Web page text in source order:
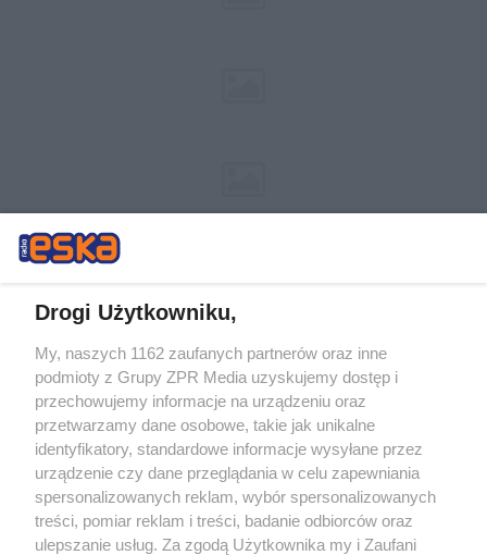
Żaden utwór zamieszczony w serwisie nie może być powielany i
rozpowszechniany lub dalej rozpowszechniany w jakikolwiek sposób (w
tym także elektroniczny lub mechaniczny) na jakimkolwiek polu
eksploatacji w jakiejkolwiek formie, włącznie z umieszczaniem w
Internecie bez pisemnej zgody właściciela praw. Jakiekolwiek użycie lub
wykorzystanie utworów w całości lub w części z naruszeniem prawa,
tzn. bez właściwej zgody, jest zabronione pod groźbą kary i może być
ścigane prawnie.
Drogi Użytkowniku,
My, naszych 1162 zaufanych partnerów oraz inne
podmioty z Grupy ZPR Media uzyskujemy dostęp i
przechowujemy informacje na urządzeniu oraz
przetwarzamy dane osobowe, takie jak unikalne
identyfikatory, standardowe informacje wysyłane przez
urządzenie czy dane przeglądania w celu zapewniania
spersonalizowanych reklam, wybór spersonalizowanych
treści, pomiar reklam i treści, badanie odbiorców oraz
ulepszanie usług. Za zgodą Użytkownika my i Zaufani